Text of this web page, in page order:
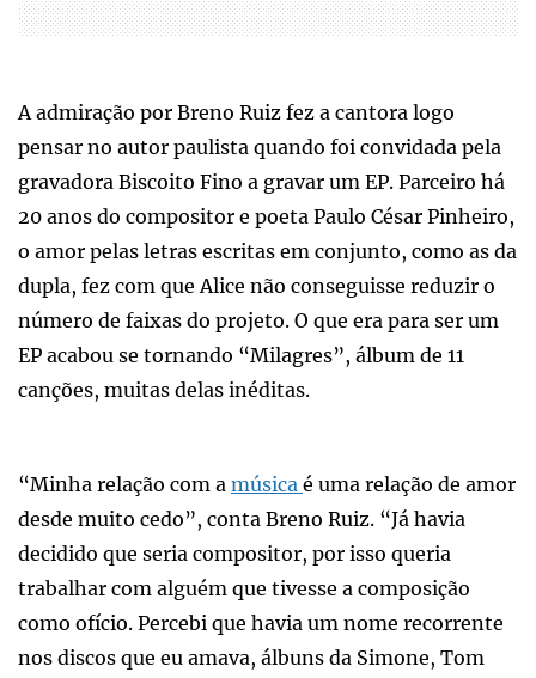
A admiração por Breno Ruiz fez a cantora logo
pensar no autor paulista quando foi convidada pela
gravadora Biscoito Fino a gravar um EP. Parceiro há
20 anos do compositor e poeta Paulo César Pinheiro,
o amor pelas letras escritas em conjunto, como as da
dupla, fez com que Alice não conseguisse reduzir o
número de faixas do projeto. O que era para ser um
EP acabou se tornando “Milagres”, álbum de 11
canções, muitas delas inéditas.
“Minha relação com a música é uma relação de amor
desde muito cedo”, conta Breno Ruiz. “Já havia
decidido que seria compositor, por isso queria
trabalhar com alguém que tivesse a composição
como ofício. Percebi que havia um nome recorrente
nos discos que eu amava, álbuns da Simone, Tom